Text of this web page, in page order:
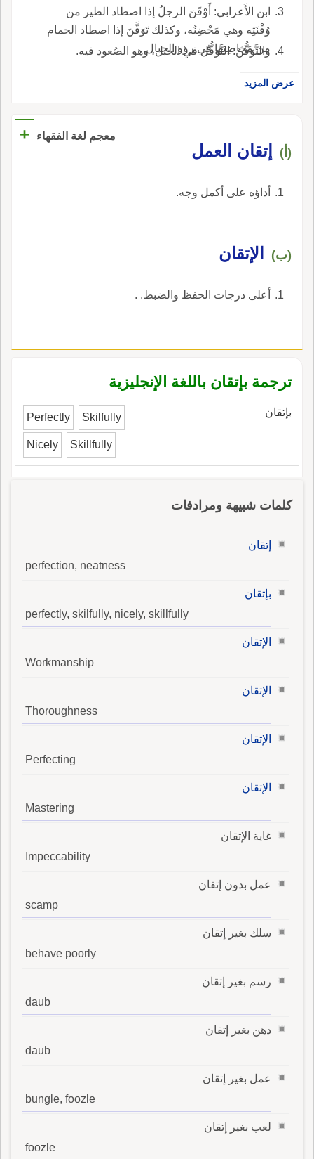
ابن الأَعرابي: أَوْقَنَ الرجلُ إذا اصطاد الطير من
وُقْنَتِه وهي مَحْضِنُه، وكذلك تَوَقَّنَ إذا اصطاد الحمام
من مَحَاضِنِها في رؤو الجبال.
والتَّوَقُّنُ: التَّوَقُّل في الجبل، وهو الصُعود فيه.
عرض المزيد
معجم لغة الفقهاء +
(أ) ‏إتقان العمل‏
‏أداؤه على أكمل وجه‏.
(ب) ‏الإتقان‏
‏أعلى درجات الحفظ والضبط. ‏.
ترجمة بإتقان باللغة الإنجليزية
بإتقان Perfectly Skilfully
Nicely Skillfully
كلمات شبيهة ومرادفات
إتقان
perfection, neatness
بإتقان
perfectly, skilfully, nicely, skillfully
الإتقان
Workmanship
الإتقان
Thoroughness
الإتقان
Perfecting
الإتقان
Mastering
غاية الإتقان
Impeccability
عمل بدون إتقان
scamp
سلك بغير إتقان
behave poorly
رسم بغير إتقان
daub
دهن بغير إتقان
daub
عمل بغير إتقان
bungle, foozle
لعب بغير إتقان
foozle